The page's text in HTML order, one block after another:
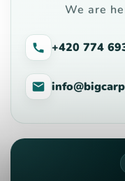
We are
+420 774